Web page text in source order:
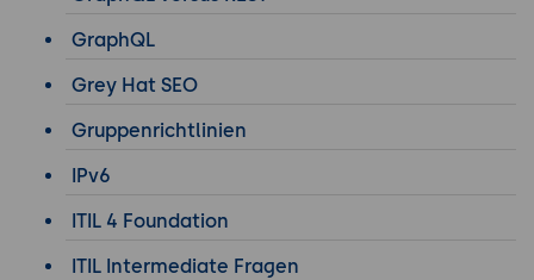
GraphQL
Grey Hat SEO
Gruppenrichtlinien
IPv6
ITIL 4 Foundation
ITIL Intermediate Fragen